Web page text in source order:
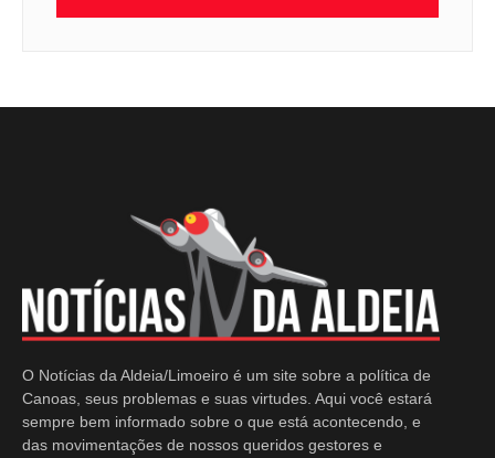
O Notícias da Aldeia/Limoeiro é um site sobre a política de
Canoas, seus problemas e suas virtudes. Aqui você estará
sempre bem informado sobre o que está acontecendo, e
das movimentações de nossos queridos gestores e